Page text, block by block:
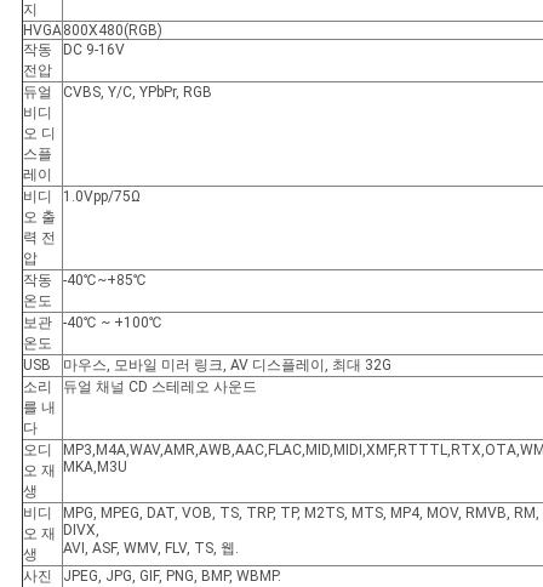
지
HVGA800X480(RGB)
작동
전압
DC 9-16V
듀얼
비디
오 디
스플
레이
CVBS, Y/C, YPbPr, RGB
비디
오 출
력 전
압
1.0Vpp/75Ω
작동
온도
-40℃~+85℃
보관
온도
-40℃ ~ +100℃
USB
마우스, 모바일 미러 링크, AV 디스플레이, 최대 32G
소리
를 내
다
듀얼 채널 CD 스테레오 사운드
오디
오 재
생
MKA,M3U
비디
오 재
생
MPG, MPEG, DAT, VOB, TS, TRP, TP, M2TS, MTS, MP4, MOV, RMVB, RM,
DIVX,
AVI, ASF, WMV, FLV, TS, 웹.
사진
JPEG, JPG, GIF, PNG, BMP, WBMP.